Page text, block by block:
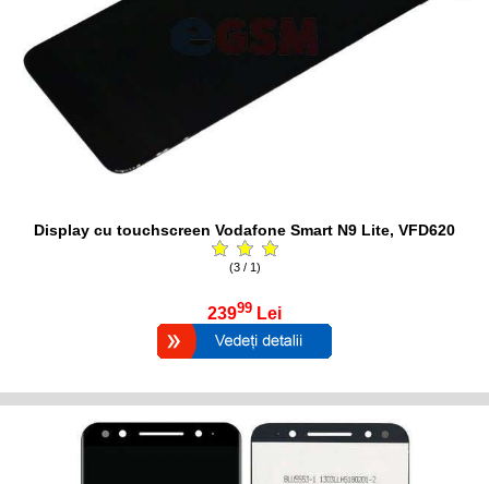
Display cu touchscreen Vodafone Smart N9 Lite, VFD620
(3 / 1)
23999 Lei